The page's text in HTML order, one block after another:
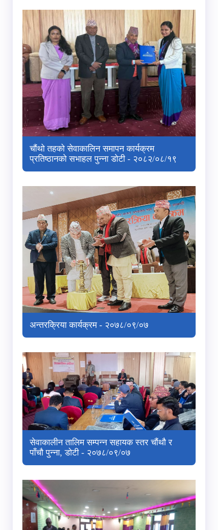
चौंथो तहको सेवाकालिन समापन कार्यक्रम
प्रतिष्‍ठानको सभाहल पुन्‍ना डोटी - २०८२/०८/१९
अन्तरक्रिया कार्यक्रम - २०७८/०९/०७
सेवाकालीन तालिम सम्पन्न सहायक स्तर चौंथौ र
पाँचौ पुन्ना, डोटी - २०७८/०९/०७